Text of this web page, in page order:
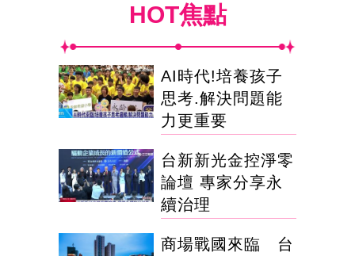
HOT焦點
AI時代!培養孩子
思考.解決問題能
力更重要
台新新光金控淨零
論壇 專家分享永
續治理
商場戰國來臨 台